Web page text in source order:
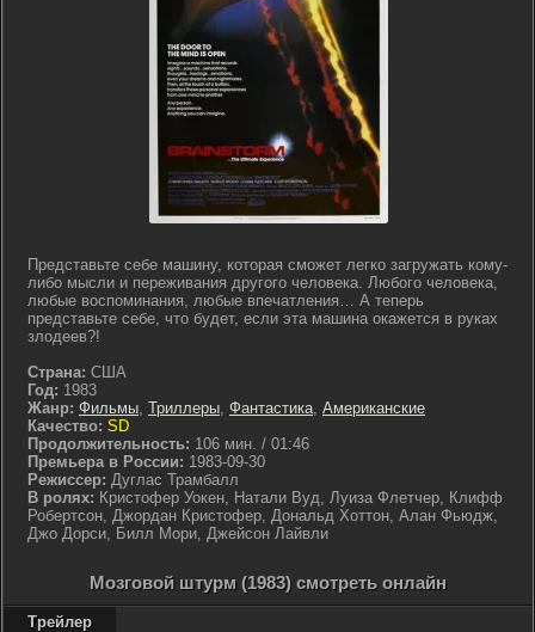
Представьте себе машину, которая сможет легко загружать кому-
либо мысли и переживания другого человека. Любого человека,
любые воспоминания, любые впечатления… А теперь
представьте себе, что будет, если эта машина окажется в руках
злодеев?!
Страна: США
Год: 1983
Жанр: Фильмы, Триллеры, Фантастика, Американские
Качество: SD
Продолжительность: 106 мин. / 01:46
Премьера в России: 1983-09-30
Режиссер: Дуглас Трамбалл
В ролях: Кристофер Уокен, Натали Вуд, Луиза Флетчер, Клифф
Робертсон, Джордан Кристофер, Дональд Хоттон, Алан Фьюдж,
Джо Дорси, Билл Мори, Джейсон Лайвли
Мозговой штурм (1983) смотреть онлайн
Трейлер